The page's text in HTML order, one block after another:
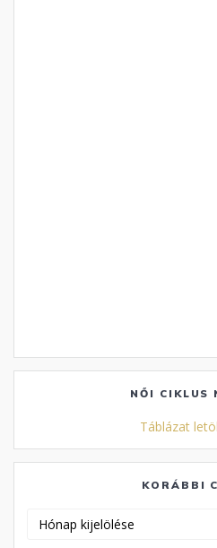
NŐI CIKLUS
Táblázat
KORÁBBI